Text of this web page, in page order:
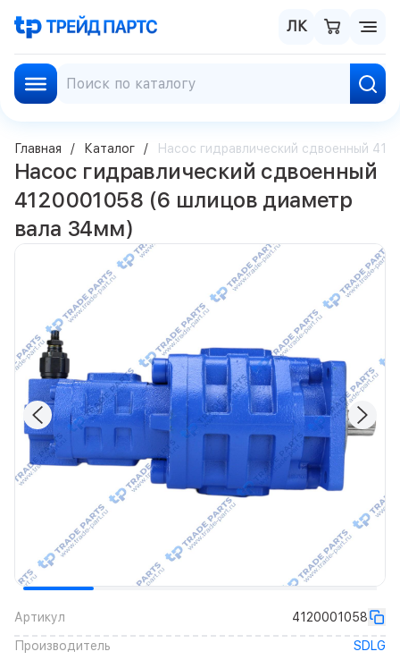
ЛК
Главная Каталог Насос гидравлический сдвоенный
Насос гидравлический сдвоенный
4120001058 (6 шлицов диаметр
вала 34мм)
Артикул
4120001058
Производитель
SDLG